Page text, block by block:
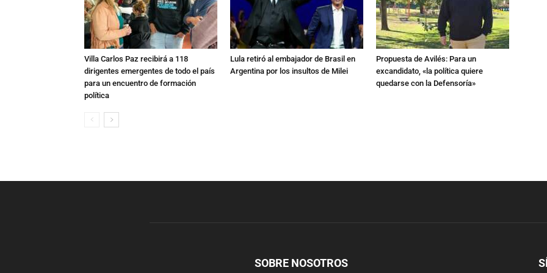
Villa Carlos Paz recibirá a 118
dirigentes emergentes de todo el país
para un encuentro de formación
política
Lula retiró al embajador de Brasil en
Argentina por los insultos de Milei
Propuesta de Avilés: Para un
excandidato, «la política quiere
quedarse con la Defensoría»
SOBRE NOSOTROS